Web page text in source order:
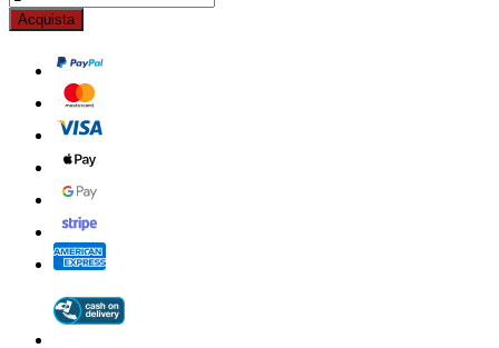
Acquista